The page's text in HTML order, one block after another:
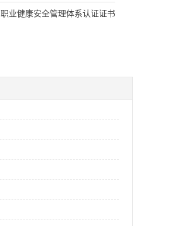
职业健康安全管理体系认证证书